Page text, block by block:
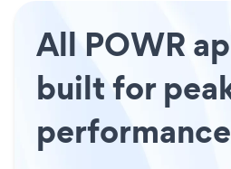
All POWR
built for